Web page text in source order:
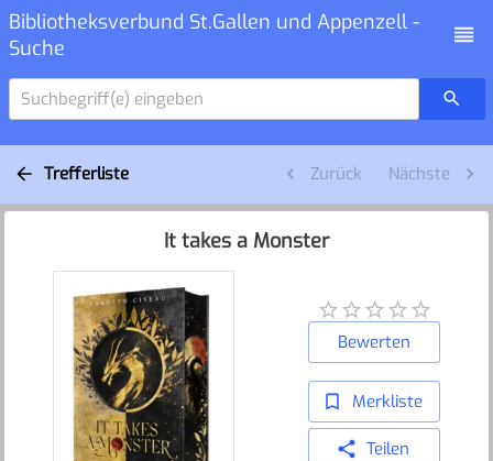
Bibliotheksverbund St.Gallen und Appenzell -
Suche
Suchbegriff(e) eingeben
Trefferliste Zurück Nächste
It takes a Monster
Bewerten
Merkliste
Teilen